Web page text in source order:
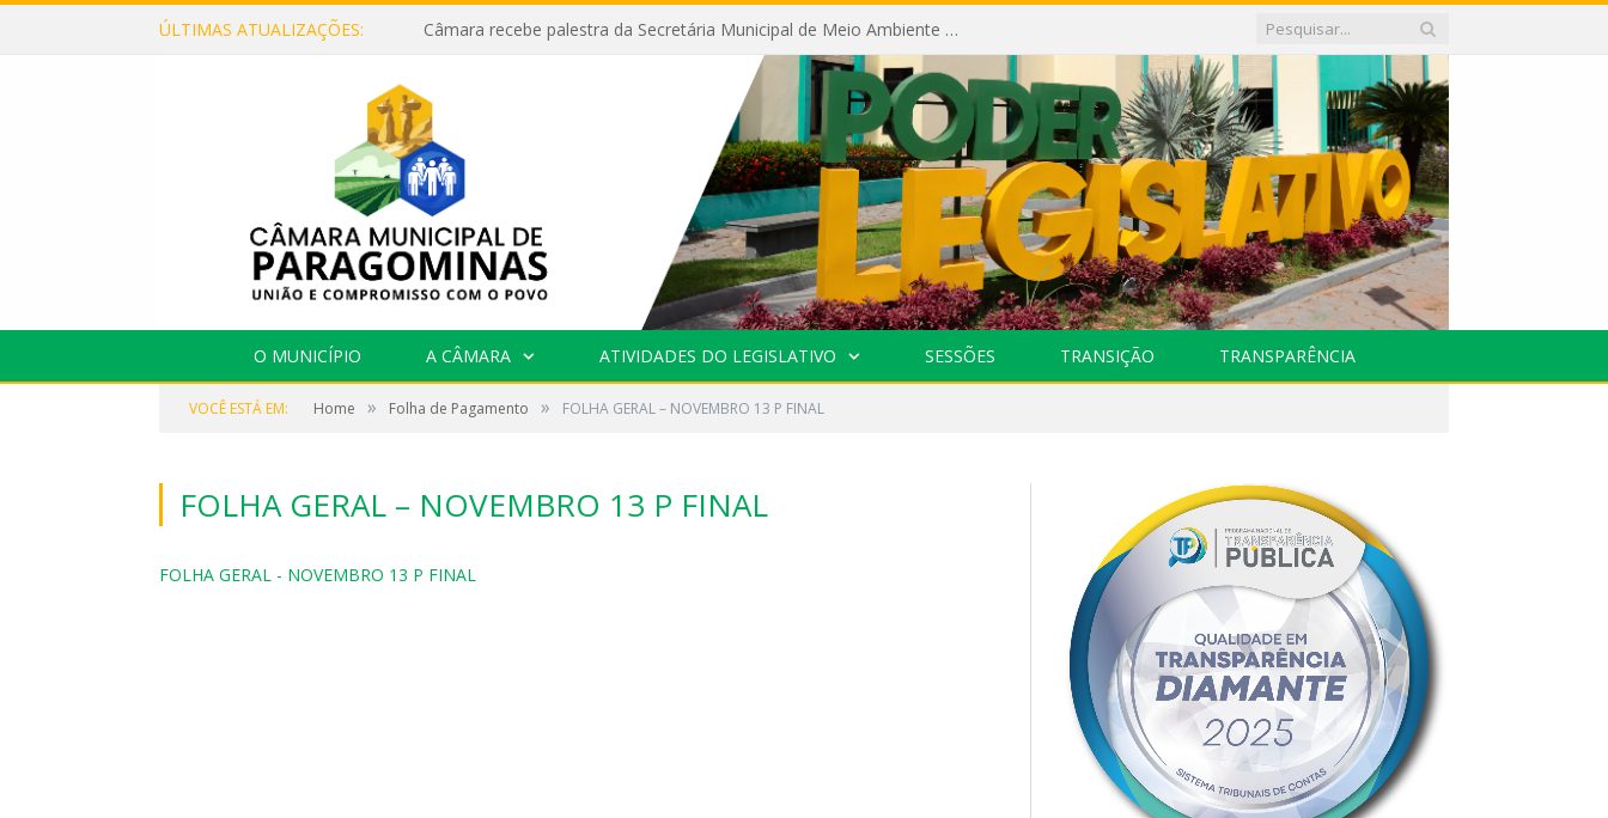
ÚLTIMAS ATUALIZAÇÕES: Câmara recebe palestra da Secretária Municipal de Meio Ambiente sobre as ações da “SEMANA DO MEIO AMBIENTE”
O MUNICÍPIO A CÂMARA ATIVIDADES DO LEGISLATIVO SESSÕES TRANSIÇÃO TRANSPARÊNCIA
VOCÊ ESTÁ EM: Home » Folha de Pagamento » FOLHA GERAL – NOVEMBRO 13 P FINAL
FOLHA GERAL – NOVEMBRO 13 P FINAL
FOLHA GERAL - NOVEMBRO 13 P FINAL